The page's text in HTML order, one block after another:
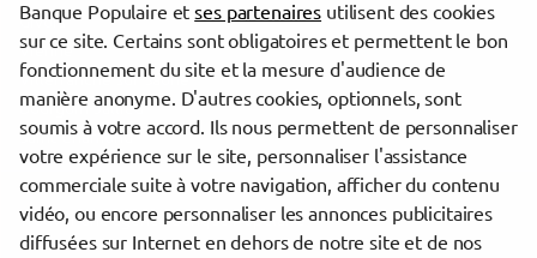
Givors
Vienne
Villefranche-sur-Saône
Bourgoin-Jallieu
Saint-Chamond
Trouver une agence Banque Populaire
Rhône
Banque Populaire etses partenaires utilisent des cookies
sur ce site. Certains sont obligatoires et permettent le bon
fonctionnement du site et la mesure d'audience de
manière anonyme. D'autres cookies, optionnels, sont
soumis à votre accord. Ils nous permettent de personnaliser
votre expérience sur le site, personnaliser l'assistance
commerciale suite à votre navigation, afficher du contenu
vidéo, ou encore personnaliser les annonces publicitaires
diffusées sur Internet en dehors de notre site et de nos